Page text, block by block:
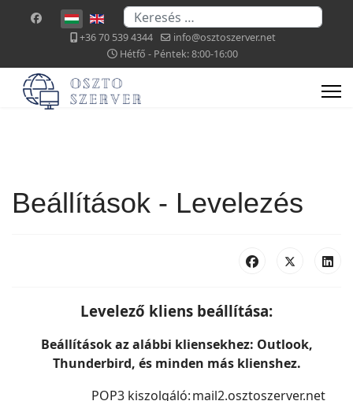
Válasszon nyelvet
Keresés...
+36 70 539 4344
info@osztoszerver.net
Hétfő - Péntek: 8:00-16:00
Beállítások - Levelezés
Levelező kliens beállítása:
Beállítások az alábbi kliensekhez: Outlook,
Thunderbird, és minden más klienshez.
POP3 kiszolgáló:mail2.osztoszerver.net